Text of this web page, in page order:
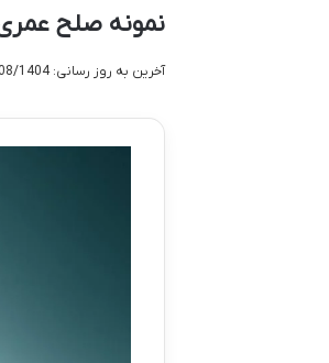
نمونه صلح
آخرین به روز رسانی: 18/08/1404